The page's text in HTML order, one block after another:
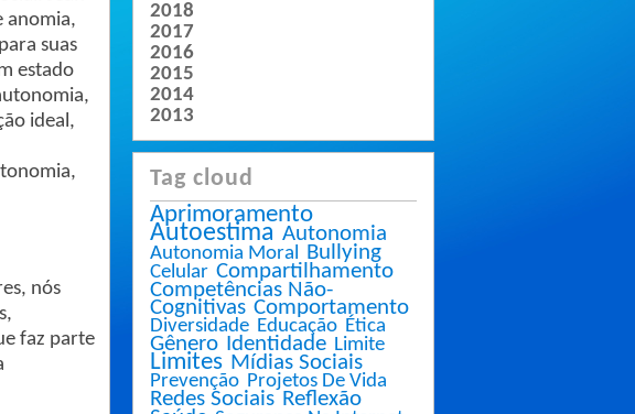
anomia,
suas
estado
ideal,
nós
faz parte
2018
2017
2016
2015
2014
2013
Tag cloud
Aprimoramento
Autoestima Autonomia
Autonomia Moral Bullying
Celular Compartilhamento
Competências Não-
Cognitivas Comportamento
Diversidade Educação Ética
Gênero Identidade Limite
Limites Mídias Sociais
Prevenção Projetos De Vida
Redes Sociais Reflexão